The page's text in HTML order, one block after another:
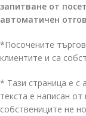
запитване от
автоматичен
*Посочените
клиентите и са
* Тази страница е с
текста е написан
собствениците не